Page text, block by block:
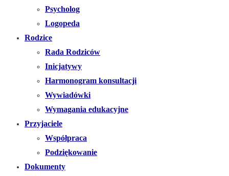
Psycholog
Logopeda
Rodzice
Rada Rodziców
Inicjatywy
Harmonogram konsultacji
Wywiadówki
Wymagania edukacyjne
Przyjaciele
Współpraca
Podziękowanie
Dokumenty